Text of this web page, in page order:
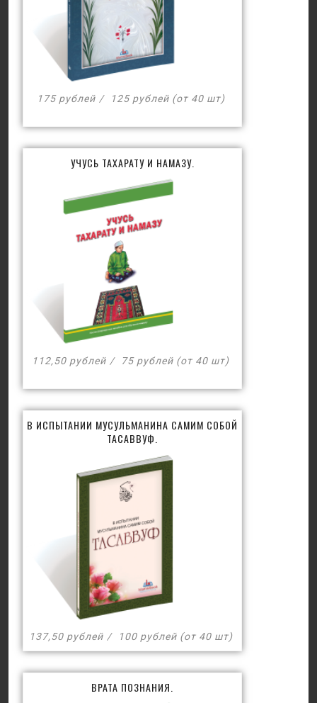
175 рублей 125 рублей (от 40 шт)
УЧУСЬ ТАХАРАТУ И НАМАЗУ.
112,50 рублей 75 рублей (от 40 шт)
В ИСПЫТАНИИ МУСУЛЬМАНИНА САМИМ СОБОЙ
ТАСАВВУФ.
137,50 рублей 100 рублей (от 40 шт)
ВРАТА ПОЗНАНИЯ.